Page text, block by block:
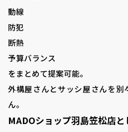
動線
防犯
断熱
予算バランス
をまとめて提案可能。
外構屋さんとサッシ屋さんを別
ん。
MADOショップ羽島笠松店と